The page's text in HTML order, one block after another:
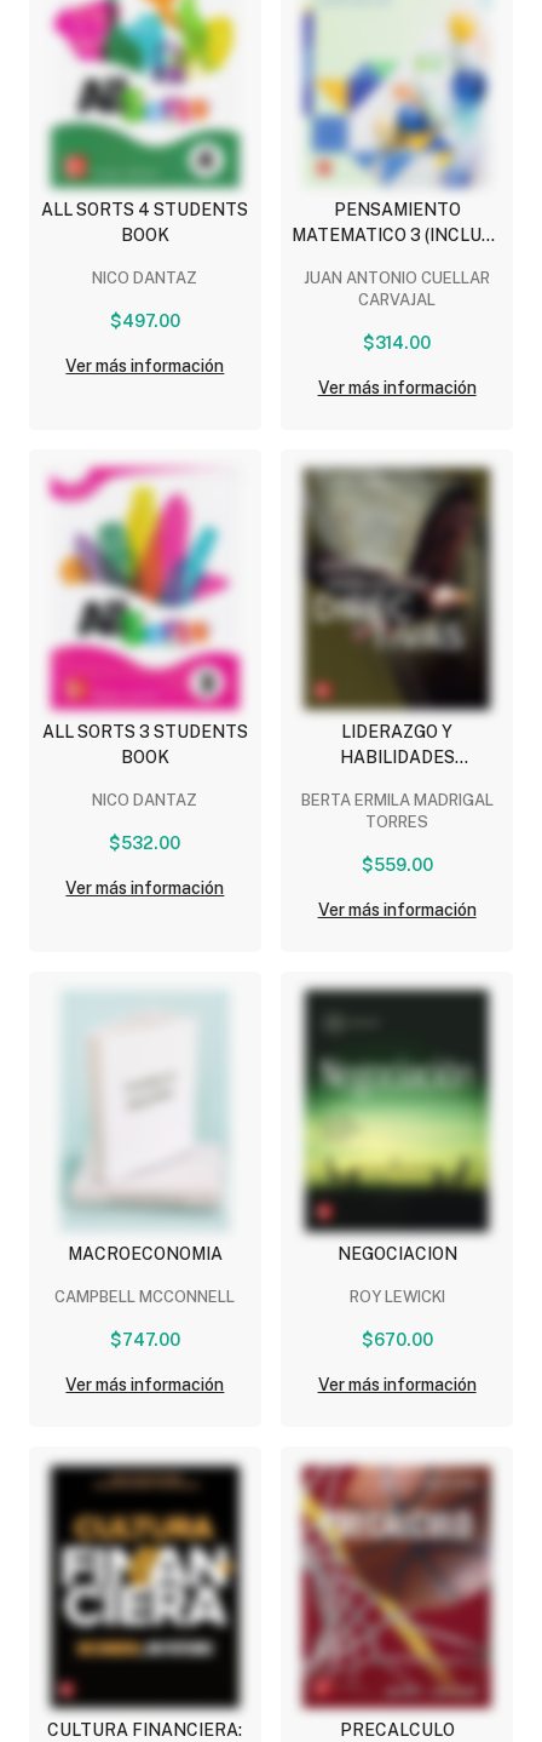
ALL SORTS 4 STUDENTS
BOOK
NICO DANTAZ
$497.00
Ver más información
PENSAMIENTO
MATEMATICO 3 (INCLUYE
JUAN ANTONIO CUELLAR
CARVAJAL
$314.00
Ver más información
ALL SORTS 3 STUDENTS
BOOK
NICO DANTAZ
$532.00
Ver más información
LIDERAZGO Y
HABILIDADES
BERTA ERMILA MADRIGAL
TORRES
$559.00
Ver más información
MACROECONOMIA
CAMPBELL MCCONNELL
$747.00
Ver más información
NEGOCIACION
ROY LEWICKI
$670.00
Ver más información
CULTURA FINANCIERA: PRECALCULO